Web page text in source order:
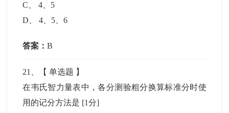
C 、4、5
D 、4、5、6
答案：B
21 、【单选题 】
在韦氏智力量表中，各分测验粗分换算标准分时使
用的记分方法是 [1分]